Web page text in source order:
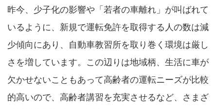
昨今、少子化の影響や「若者の車離れ」が叫ばれて
いるように、新規で運転免許を取得する人の数は減
少傾向にあり、自動車教習所を取り巻く環境は厳し
さを増しています。この辺りは地域柄、生活に車が
欠かせないこともあって高齢者の運転ニーズが比較
的高いので、高齢者講習を充実させるなど、さまざ